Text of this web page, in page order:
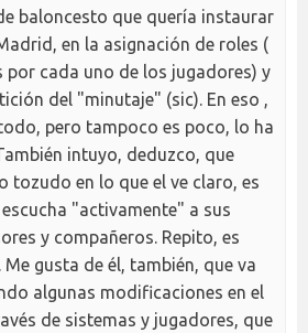
baloncesto que quería instaurar
en la asignación de roles (
por cada uno de los jugadores) y
del "minutaje" (sic). En eso ,
pero tampoco es poco, lo ha
intuyo, deduzco, que
tozudo en lo que el ve claro, es
"activamente" a sus
y compañeros. Repito, es
Me gusta de él, también, que va
algunas modificaciones en el
de sistemas y jugadores, que